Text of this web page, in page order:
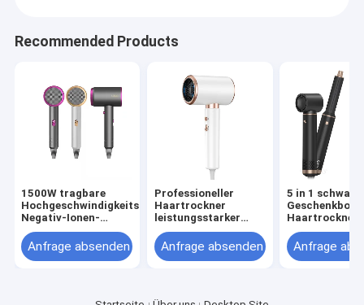
Recommended Products
1500W tragbare
Hochgeschwindigkeits-
Negativ-Ionen-
Haartrockner Revair
Elektrische
Haartrockner für
Anfrage absenden
Professioneller
Haartrockner
leistungsstarker
schneller Aufheizung
Heiß-Kalt-
Anpassung
Anfrage absenden
5 in 1
Geschenkbox
Haartrockner
Step Profi
Ionen-Multi-
Funktion
Anfrage